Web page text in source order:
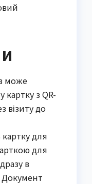
може
з QR-
візиту до
для
для
в